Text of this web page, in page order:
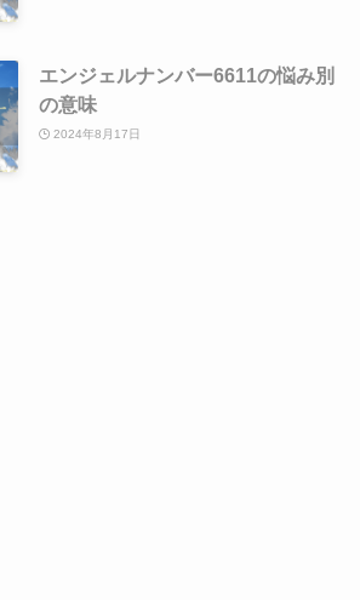
エンジェルナンバー6611の悩み別
の意味
2024年8月17日